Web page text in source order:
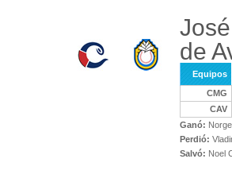
de
Equipos
CMG
CAV
Ganó:
Perdió:
Salvó: Noel